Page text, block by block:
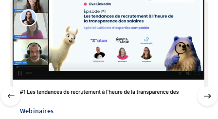
Webinaires